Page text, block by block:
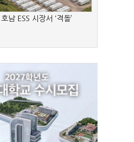
남 ESS 시장서 ‘격돌’